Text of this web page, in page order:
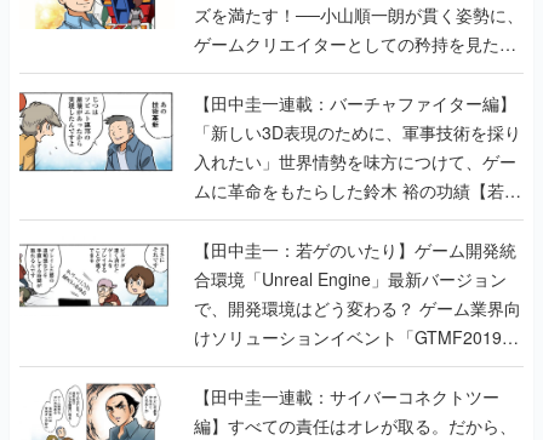
ズを満たす！──小山順一朗が貫く姿勢に、
ゲームクリエイターとしての矜持を見た
【若ゲのいたり最終回】
【田中圭一連載：バーチャファイター編】
「新しい3D表現のために、軍事技術を採り
入れたい」世界情勢を味方につけて、ゲー
ムに革命をもたらした鈴木 裕の功績【若ゲ
のいたり】
【田中圭一：若ゲのいたり】ゲーム開発統
合環境「Unreal Engine」最新バージョン
で、開発環境はどう変わる？ ゲーム業界向
けソリューションイベント「GTMF2019」
に行って、より理解を深めよう【PR】
【田中圭一連載：サイバーコネクトツー
編】すべての責任はオレが取る。だから、